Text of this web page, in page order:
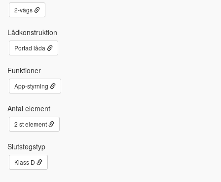
2-vägs
Lådkonstruktion
Portad låda
Funktioner
App-styrning
Antal element
2 st element
Slutstegstyp
Klass D